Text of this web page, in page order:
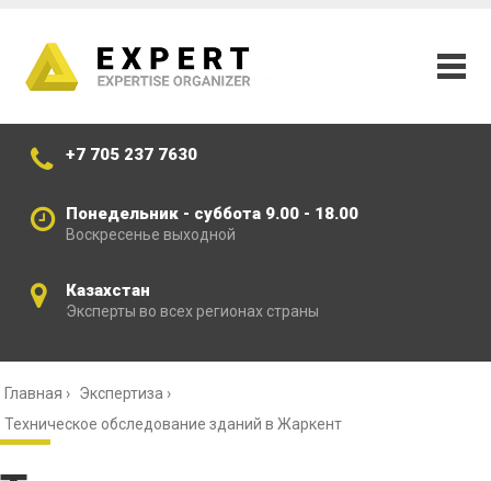
+7 705 237 7630
Понедельник - суббота 9.00 - 18.00
Воскресенье выходной
Казахстан
Эксперты во всех регионах страны
Главная › Экспертиза ›
Техническое обследование зданий в Жаркент